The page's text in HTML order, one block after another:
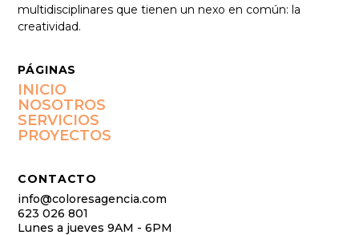
multidisciplinares que tienen un nexo en común: la
creatividad.
PÁGINAS
INICIO
NOSOTROS
SERVICIOS
PROYECTOS
CONTACTO
info@coloresagencia.com
623 026 801
Lunes a jueves 9AM - 6PM